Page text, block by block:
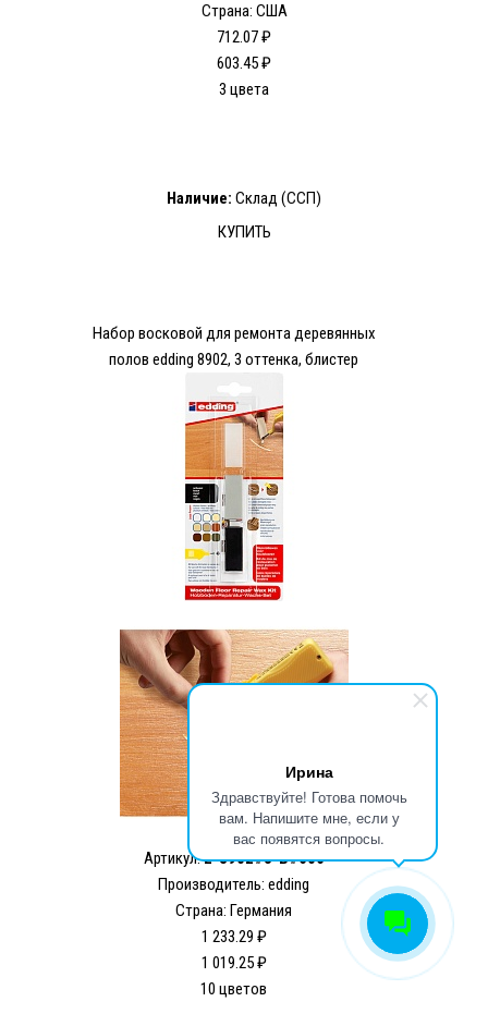
Ирина
Здравствуйте! Готова помочь
вам. Напишите мне, если у
вас появятся вопросы.
Страна: США
712.07 ₽
603.45 ₽
3 цвета
Наличие: Склад (ССП)
КУПИТЬ
Набор восковой для ремонта деревянных
полов edding 8902, 3 оттенка, блистер
Артикул:E-8902#3-B#606
Производитель: edding
Страна: Германия
1 233.29 ₽
1 019.25 ₽
10 цветов